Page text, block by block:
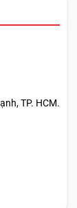
TP. HCM.